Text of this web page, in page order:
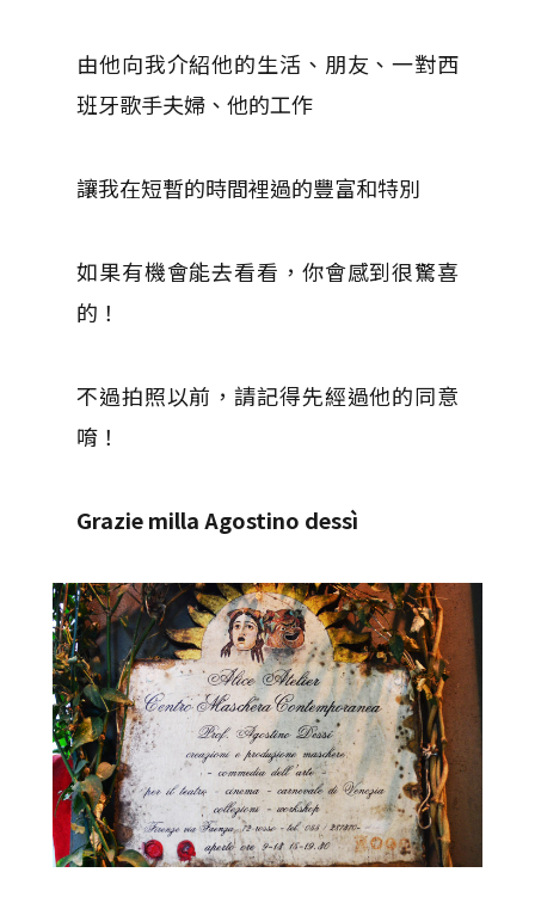
由他向我介紹他的生活、朋友、一對西
班牙歌手夫婦、他的工作
讓我在短暫的時間裡過的豐富和特別
如果有機會能去看看，你會感到很驚喜
的！
不過拍照以前，請記得先經過他的同意
唷！
Grazie millaAgostino dessì